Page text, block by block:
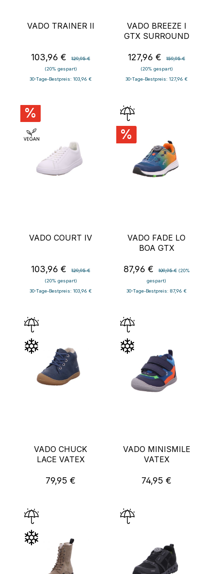
VADO TRAINER II
Verkaufspreis:
103,96 €
129,95 €
(20% gespart)
30-Tage-Bestpreis: 103,96 €
VADO BREEZE I
GTX SURROUND
Verkaufspreis:
127,96 €
159,95 €
(20% gespart)
30-Tage-Bestpreis: 127,96 €
%
VADO COURT IV
Verkaufspreis:
103,96 €
129,95 €
(20% gespart)
30-Tage-Bestpreis: 103,96 €
%
VADO FADE LO
BOA GTX
Verkaufspreis:
87,96 € 109,95 € (20%
gespart)
30-Tage-Bestpreis: 87,96 €
VADO CHUCK
LACE VATEX
Regulärer Preis:
79,95 €
VADO MINISMILE
VATEX
Regulärer Preis:
74,95 €